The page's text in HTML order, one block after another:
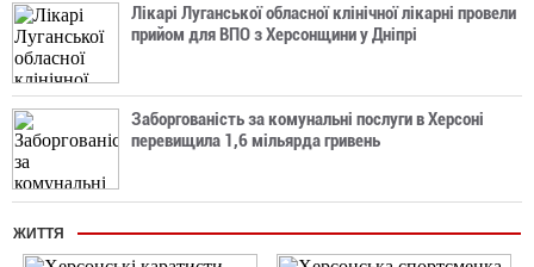
Лікарі Луганської обласної клінічної лікарні провели
прийом для ВПО з Херсонщини у Дніпрі
Заборгованість за комунальні послуги в Херсоні
перевищила 1,6 мільярда гривень
ЖИТТЯ